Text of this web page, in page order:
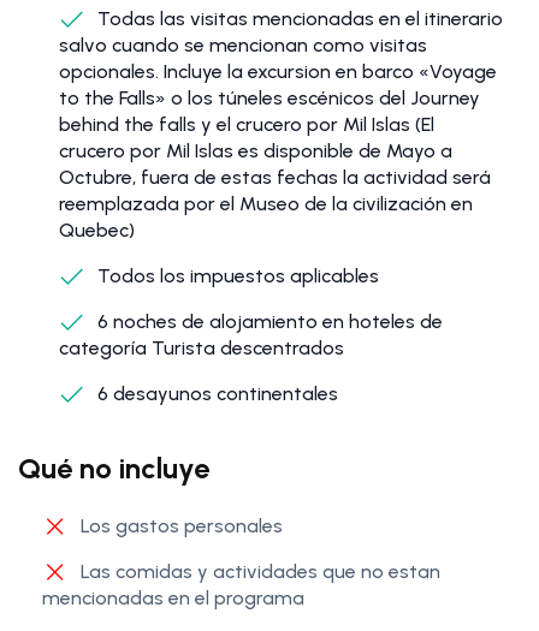
Todas las visitas mencionadas en el itinerario
salvo cuando se mencionan como visitas
opcionales. Incluye la excursion en barco «Voyage
to the Falls» o los túneles escénicos del Journey
behind the falls y el crucero por Mil Islas (El
crucero por Mil Islas es disponible de Mayo a
Octubre, fuera de estas fechas la actividad será
reemplazada por el Museo de la civilización en
Quebec)
Todos los impuestos aplicables
6 noches de alojamiento en hoteles de
categoría Turista descentrados
6 desayunos continentales
Qué no incluye
Los gastos personales
Las comidas y actividades que no estan
mencionadas en el programa